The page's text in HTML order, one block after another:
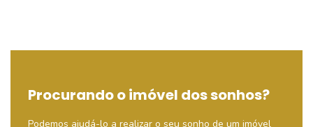
Procurando o imóvel dos sonhos?
Podemos ajudá-lo a realizar o seu sonho de um imóvel